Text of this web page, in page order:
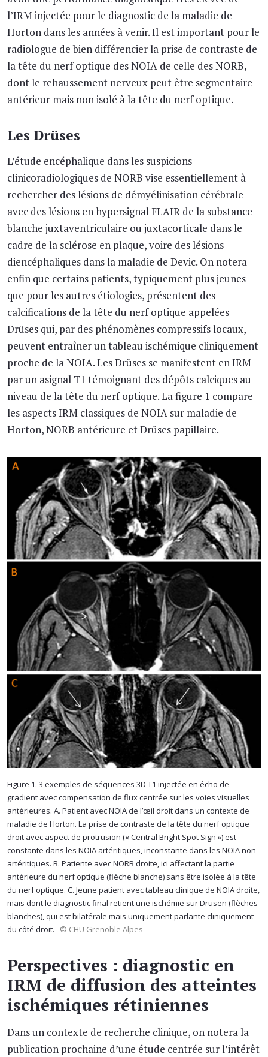
l’IRM injectée pour le diagnostic de la maladie de
Horton dans les années à venir. Il est important pour le
radiologue de bien différencier la prise de contraste de
la tête du nerf optique des NOIA de celle des NORB,
dont le rehaussement nerveux peut être segmentaire
antérieur mais non isolé à la tête du nerf optique.
Les Drüses
L’étude encéphalique dans les suspicions
clinicoradiologiques de NORB vise essentiellement à
rechercher des lésions de démyélinisation cérébrale
avec des lésions en hypersignal FLAIR de la substance
blanche juxtaventriculaire ou juxtacorticale dans le
cadre de la sclérose en plaque, voire des lésions
diencéphaliques dans la maladie de Devic. On notera
enfin que certains patients, typiquement plus jeunes
que pour les autres étiologies, présentent des
calcifications de la tête du nerf optique appelées
Drüses qui, par des phénomènes compressifs locaux,
peuvent entraîner un tableau ischémique cliniquement
proche de la NOIA. Les Drüses se manifestent en IRM
par un asignal T1 témoignant des dépôts calciques au
niveau de la tête du nerf optique. La figure 1 compare
les aspects IRM classiques de NOIA sur maladie de
Horton, NORB antérieure et Drüses papillaire.
Figure 1. 3 exemples de séquences 3D T1 injectée en écho de
gradient avec compensation de flux centrée sur les voies visuelles
antérieures. A. Patient avec NOIA de l’œil droit dans un contexte de
maladie de Horton. La prise de contraste de la tête du nerf optique
droit avec aspect de protrusion (« Central Bright Spot Sign ») est
constante dans les NOIA artéritiques, inconstante dans les NOIA non
artéritiques. B. Patiente avec NORB droite, ici affectant la partie
antérieure du nerf optique (flèche blanche) sans être isolée à la tête
du nerf optique. C. Jeune patient avec tableau clinique de NOIA droite,
mais dont le diagnostic final retient une ischémie sur Drusen (flèches
blanches), qui est bilatérale mais uniquement parlante cliniquement
du côté droit.
© CHU Grenoble Alpes
Perspectives : diagnostic en
IRM de diffusion des atteintes
ischémiques rétiniennes
Dans un contexte de recherche clinique, on notera la
publication prochaine d’une étude centrée sur l’intérêt